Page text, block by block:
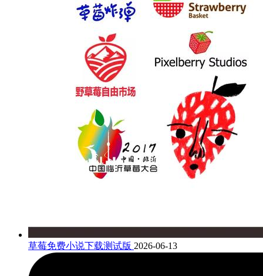
草莓免费小说下载测试版 2026-06-13